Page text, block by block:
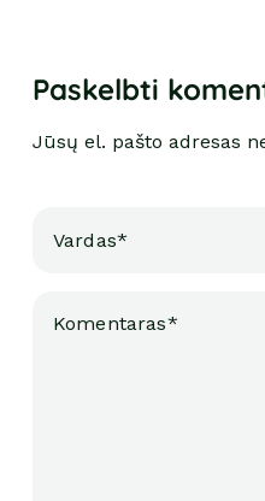
Paskelbti
Jūsų el. pašto adresas